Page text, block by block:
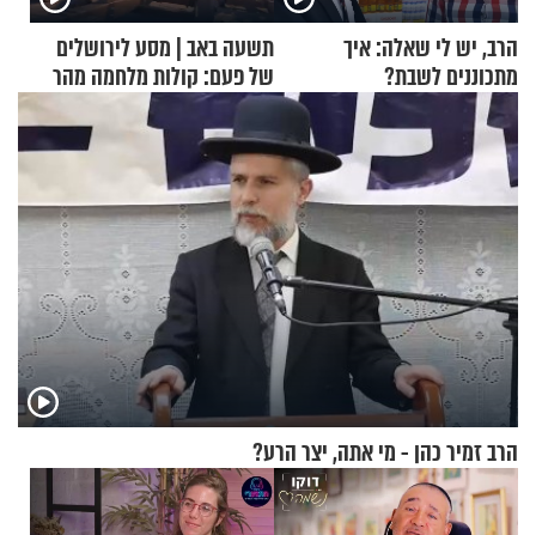
הרב, יש לי שאלה: איך
מתכוננים לשבת?
תשעה באב | מסע לירושלים
של פעם: קולות מלחמה מהר
הזיתים
הרב זמיר כהן - מי אתה, יצר הרע?